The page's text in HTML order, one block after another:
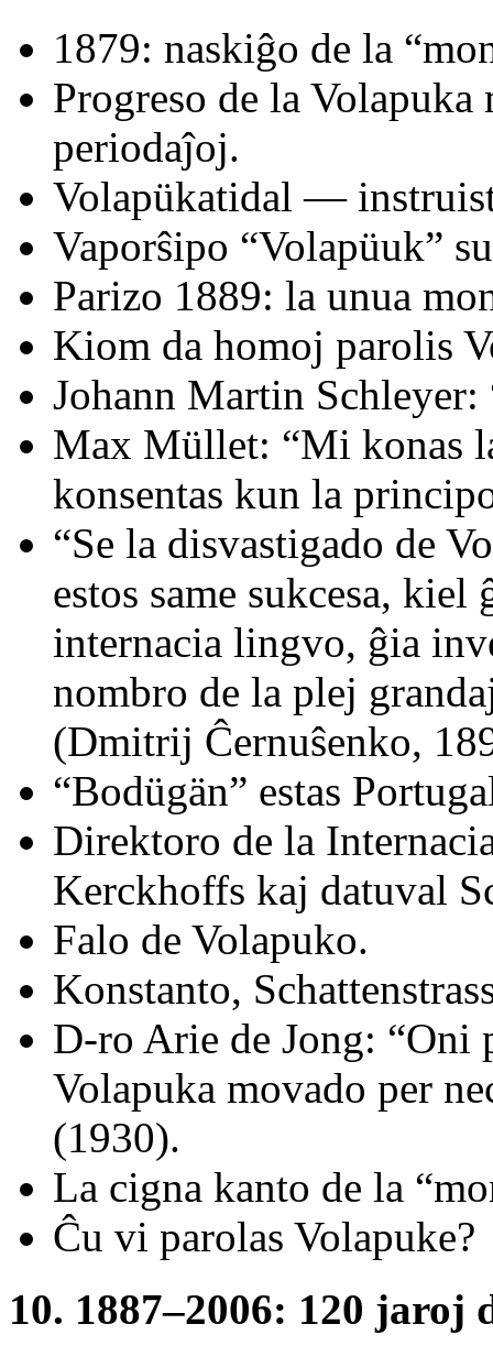
1879: naskiĝo de la
Progreso de la
periodaĵoj.
Volapükatidal —
Vaporŝipo “Volapüuk”
Parizo 1889: la unua
Kiom da homoj parolis
Johann Martin Schleyer:
Max Müllet: “Mi konas
konsentas kun la
“Se la disvastigado de
estos same sukcesa,
internacia lingvo, ĝia
nombro de la plej
(Dmitrij Ĉernuŝenko,
“Bodügän” estas
Direktoro de la
Kerckhoffs kaj datuval
Falo de Volapuko.
Konstanto,
D-ro Arie de Jong: “Oni
Volapuka movado per
(1930).
La cigna kanto de la
Ĉu vi parolas Volapuke?
10. 1887–2006: 120 jaroj